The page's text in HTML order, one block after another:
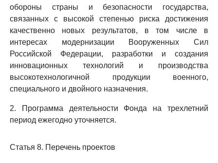
обороны страны и безопасности государства,
связанных с высокой степенью риска достижения
качественно новых результатов, в том числе в
интересах модернизации Вооруженных Сил
Российской Федерации, разработки и создания
инновационных технологий и производства
высокотехнологичной продукции военного,
специального и двойного назначения.
2. Программа деятельности Фонда на трехлетний
период ежегодно уточняется.
Статья 8. Перечень проектов